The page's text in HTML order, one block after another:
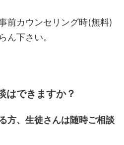
前カウンセリング時(無料)
ん下さい。
できますか？
方、生徒さんは随時ご相談